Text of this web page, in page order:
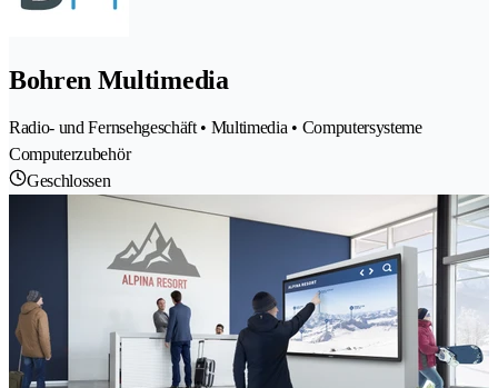
Bohren Multimedia
Radio- und Fernsehgeschäft • Multimedia • Computersysteme
Computerzubehör
Geschlossen